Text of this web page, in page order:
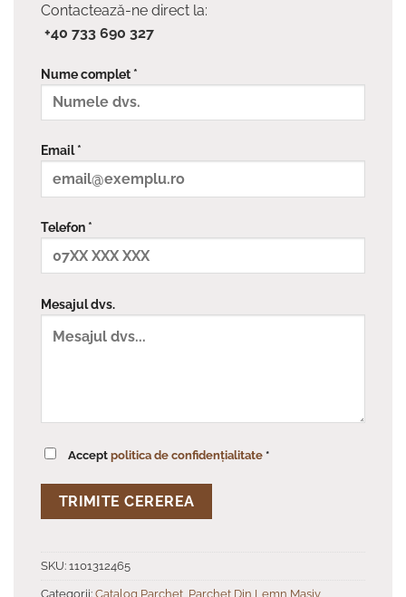
Contactează-ne direct la:
+40 733 690 327
Nume complet *
Email *
Telefon *
Mesajul dvs.
Accept politica de confidențialitate *
SKU: 1101312465
Categorii: Catalog Parchet Parchet Din Lemn Masiv